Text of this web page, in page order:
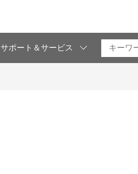
サポート＆サービス